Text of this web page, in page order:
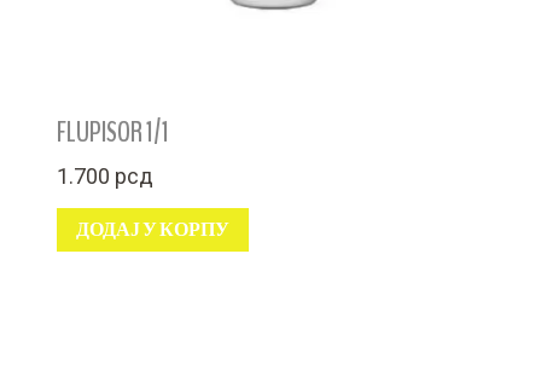
FLUPISOR 1/1
1.700 рсд
ДОДАЈ У КОРПУ